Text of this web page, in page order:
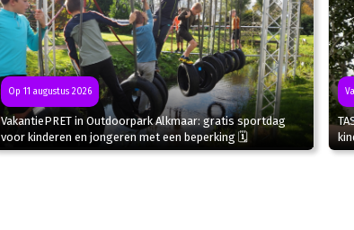
Op 11 augustus 2026
VakantiePRET in Outdoorpark Alkmaar: gratis sportdag
voor kinderen en jongeren met een beperking 🗓